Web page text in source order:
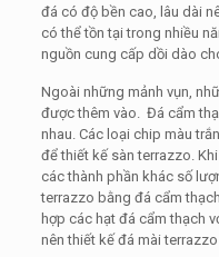
đá có độ bền cao, lâu dài
có thể tồn tại trong nhiều
nguồn cung cấp dồi dào
Ngoài những mảnh vụn,
được thêm vào. Đá cẩm
nhau. Các loại chip màu
để thiết kế sàn terrazzo.
các thành phần khác số
terrazzo bằng đá cẩm
hợp các hạt đá cẩm thạch
nên thiết kế đá mài terrazzo